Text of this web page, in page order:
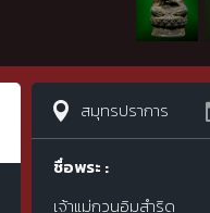
สมุทรปราการ
ชื่อพระ :
เจ้าแม่กวนอิมสำริด